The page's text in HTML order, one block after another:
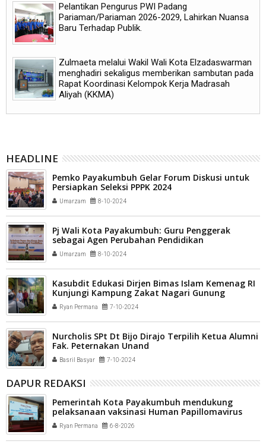
Pelantikan Pengurus PWI Padang
Pariaman/Pariaman 2026-2029, Lahirkan Nuansa
Baru Terhadap Publik.
Zulmaeta melalui Wakil Wali Kota Elzadaswarman
menghadiri sekaligus memberikan sambutan pada
Rapat Koordinasi Kelompok Kerja Madrasah
Aliyah (KKMA)
HEADLINE
Pemko Payakumbuh Gelar Forum Diskusi untuk
Persiapkan Seleksi PPPK 2024
Umarzam 8-10-2024
Pj Wali Kota Payakumbuh: Guru Penggerak
sebagai Agen Perubahan Pendidikan
Umarzam 8-10-2024
Kasubdit Edukasi Dirjen Bimas Islam Kemenag RI
Kunjungi Kampung Zakat Nagari Gunung
Bungkuak Lumpo
Ryan Permana 7-10-2024
Nurcholis SPt Dt Bijo Dirajo Terpilih Ketua Alumni
Fak. Peternakan Unand
Basril Basyar 7-10-2024
DAPUR REDAKSI
Pemerintah Kota Payakumbuh mendukung
pelaksanaan vaksinasi Human Papillomavirus
(HPV) bagi aparatur sipil negara (ASN) dan
masyarakat
Ryan Permana 6-8-2026